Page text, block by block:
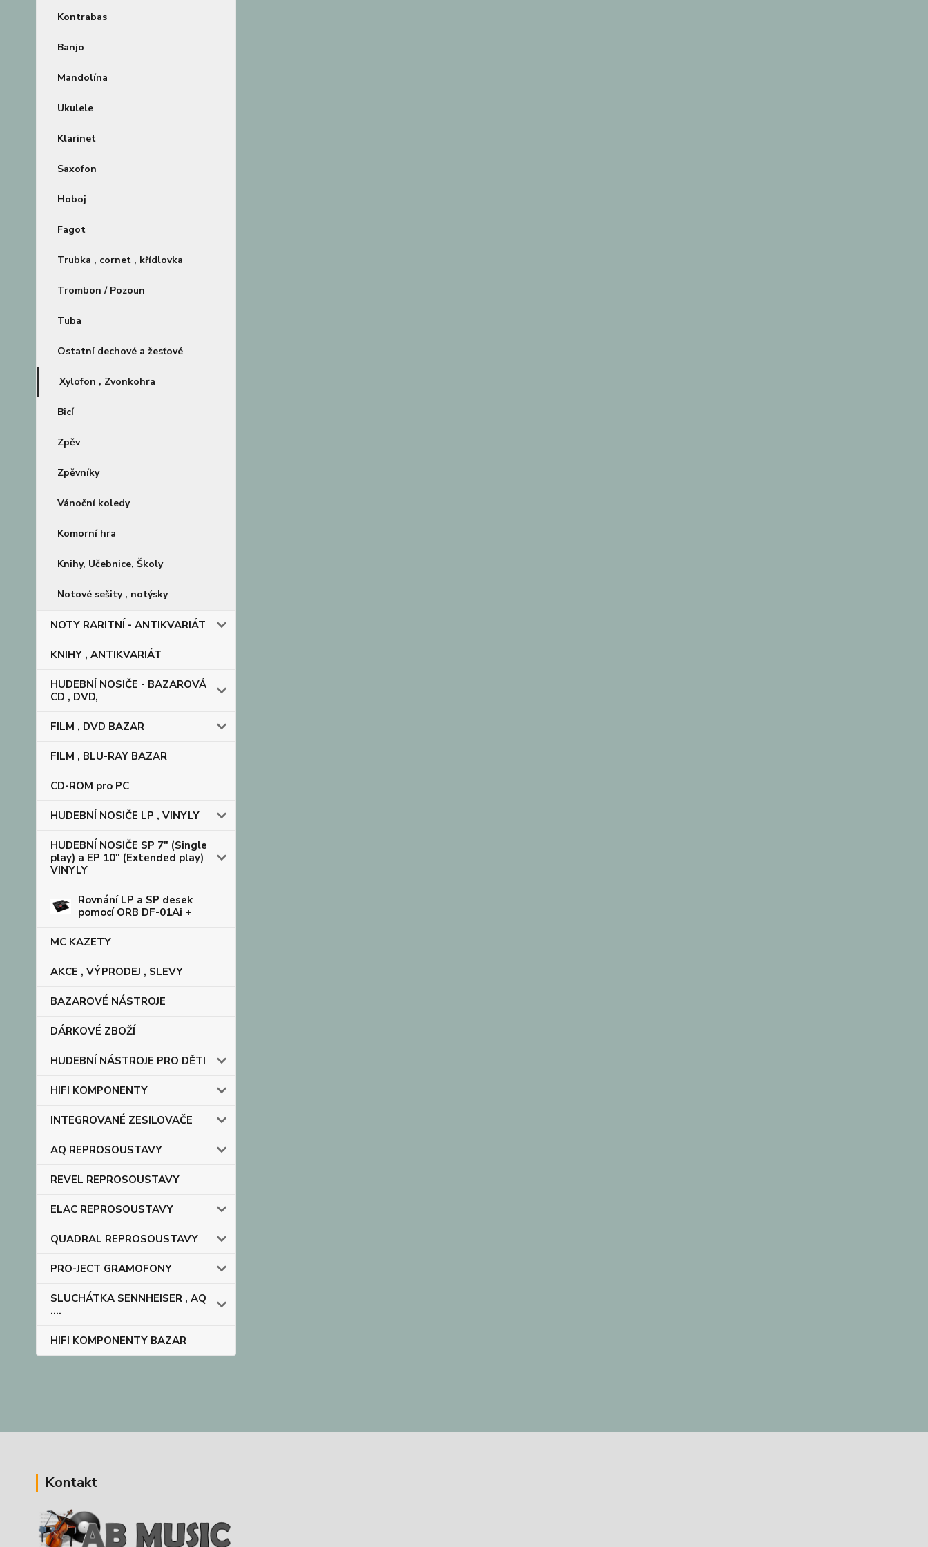
Kontrabas
Banjo
Mandolína
Ukulele
Klarinet
Saxofon
Hoboj
Fagot
Trubka , cornet , křídlovka
Trombon / Pozoun
Tuba
Ostatní dechové a žesťové
Xylofon , Zvonkohra
Bicí
Zpěv
Zpěvníky
Vánoční koledy
Komorní hra
Knihy, Učebnice, Školy
Notové sešity , notýsky
NOTY RARITNÍ - ANTIKVARIÁT
KNIHY , ANTIKVARIÁT
HUDEBNÍ NOSIČE - BAZAROVÁ
CD , DVD,
FILM , DVD BAZAR
FILM , BLU-RAY BAZAR
CD-ROM pro PC
HUDEBNÍ NOSIČE LP , VINYLY
HUDEBNÍ NOSIČE SP 7" (Single
play) a EP 10" (Extended play)
VINYLY
Rovnání LP a SP desek
pomocí ORB DF-01Ai +
MC KAZETY
AKCE , VÝPRODEJ , SLEVY
BAZAROVÉ NÁSTROJE
DÁRKOVÉ ZBOŽÍ
HUDEBNÍ NÁSTROJE PRO DĚTI
HIFI KOMPONENTY
INTEGROVANÉ ZESILOVAČE
AQ REPROSOUSTAVY
REVEL REPROSOUSTAVY
ELAC REPROSOUSTAVY
QUADRAL REPROSOUSTAVY
PRO-JECT GRAMOFONY
SLUCHÁTKA SENNHEISER , AQ
....
HIFI KOMPONENTY BAZAR
Kontakt